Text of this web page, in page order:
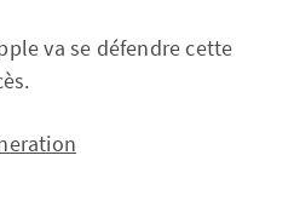
va se défendre cette